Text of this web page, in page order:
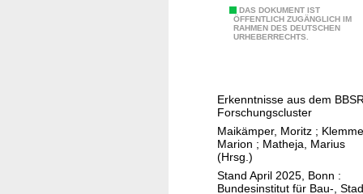
g
e
m
e
n
DAS DOKUMENT IST
ÖFFENTLICH ZUGÄNGLICH IM
RAHMEN DES DEUTSCHEN
URHEBERRECHTS.
s
t
ä
d
t
Erkenntnisse aus dem
Forschungscluster
Maikämper, Moritz ;
Marion ; Matheja, Marius
(Hrsg.)
Stand April 2025, Bonn :
Bundesinstitut für Bau-,